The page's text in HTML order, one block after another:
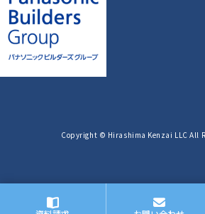
Copyright © Hirashima Kenzai LLC All